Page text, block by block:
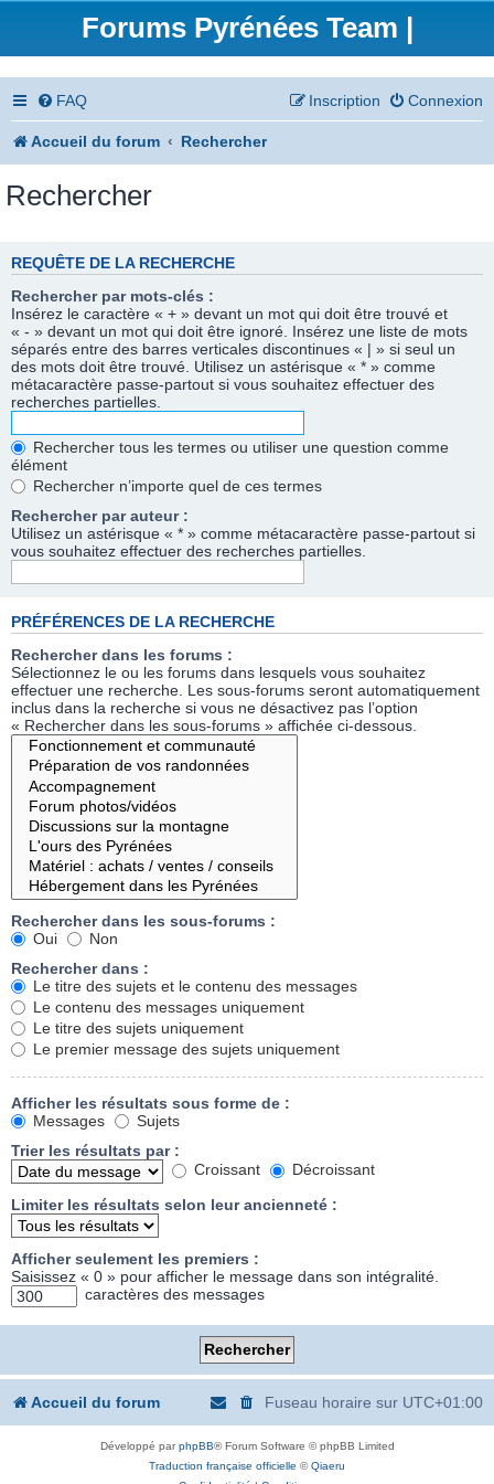
Forums Pyrénées Team |
FAQ Connexion
Inscription
Accueil du forum Rechercher
Rechercher
REQUÊTE DE LA RECHERCHE
Rechercher par mots-clés :
Insérez le caractère « + » devant un mot qui doit être trouvé et
« - » devant un mot qui doit être ignoré. Insérez une liste de mots
séparés entre des barres verticales discontinues « | » si seul un
des mots doit être trouvé. Utilisez un astérisque « * » comme
métacaractère passe-partout si vous souhaitez effectuer des
recherches partielles.
Rechercher tous les termes ou utiliser une question comme
élément
Rechercher n’importe quel de ces termes
Rechercher par auteur :
Utilisez un astérisque « * » comme métacaractère passe-partout si
vous souhaitez effectuer des recherches partielles.
PRÉFÉRENCES DE LA RECHERCHE
Rechercher dans les forums :
Sélectionnez le ou les forums dans lesquels vous souhaitez
effectuer une recherche. Les sous-forums seront automatiquement
inclus dans la recherche si vous ne désactivez pas l’option
« Rechercher dans les sous-forums » affichée ci-dessous.
Rechercher dans les sous-forums :
Oui
Non
Rechercher dans :
Le titre des sujets et le contenu des messages
Le contenu des messages uniquement
Le titre des sujets uniquement
Le premier message des sujets uniquement
Afficher les résultats sous forme de :
Messages
Sujets
Trier les résultats par :
Croissant
Décroissant
Limiter les résultats selon leur ancienneté :
Afficher seulement les premiers :
Saisissez « 0 » pour afficher le message dans son intégralité.
caractères des messages
Accueil du forum Fuseau horaire sur UTC+01:00
Développé parphpBB® Forum Software © phpBB Limited
Traduction française officielle ©Qiaeru